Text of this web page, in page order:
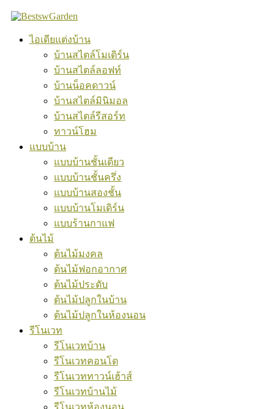
Skip
to
ไอเดียแต่งบ้าน
บ้านสไตล์โมเดิร์น
บ้านสไตล์ลอฟท์
บ้านน็อคดาวน์
บ้านสไตล์มินิมอล
บ้านสไตล์รีสอร์ท
ทาวน์โฮม
แบบบ้าน
แบบบ้านชั้นเดียว
แบบบ้านชั้นครึ่ง
แบบบ้านสองชั้น
แบบบ้านโมเดิร์น
แบบร้านกาแฟ
ต้นไม้
ต้นไม้มงคล
ต้นไม้ฟอกอากาศ
ต้นไม้ประดับ
ต้นไม้ปลูกในบ้าน
ต้นไม้ปลูกในห้องนอน
รีโนเวท
รีโนเวทบ้าน
รีโนเวทคอนโด
รีโนเวททาวน์เฮ้าส์
รีโนเวทบ้านไม้
รีโนเวทห้องนอน